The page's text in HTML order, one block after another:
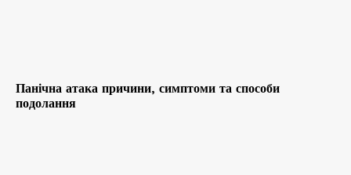
Панічна атака причини, симптоми та способи
подолання